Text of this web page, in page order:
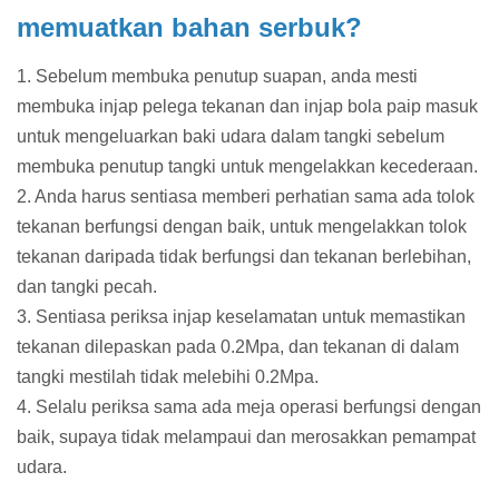
memuatkan bahan serbuk?
1. Sebelum membuka penutup suapan, anda mesti
membuka injap pelega tekanan dan injap bola paip masuk
untuk mengeluarkan baki udara dalam tangki sebelum
membuka penutup tangki untuk mengelakkan kecederaan.
2. Anda harus sentiasa memberi perhatian sama ada tolok
tekanan berfungsi dengan baik, untuk mengelakkan tolok
tekanan daripada tidak berfungsi dan tekanan berlebihan,
dan tangki pecah.
3. Sentiasa periksa injap keselamatan untuk memastikan
tekanan dilepaskan pada 0.2Mpa, dan tekanan di dalam
tangki mestilah tidak melebihi 0.2Mpa.
4. Selalu periksa sama ada meja operasi berfungsi dengan
baik, supaya tidak melampaui dan merosakkan pemampat
udara.